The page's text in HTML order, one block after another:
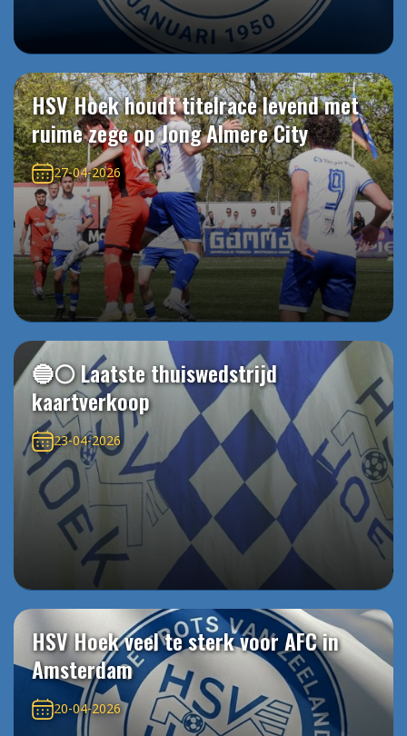
HSV Hoek houdt titelrace levend met
ruime zege op Jong Almere City
27-04-2026
🔵⚪️ Laatste thuiswedstrijd
kaartverkoop
23-04-2026
HSV Hoek veel te sterk voor AFC in
Amsterdam
20-04-2026